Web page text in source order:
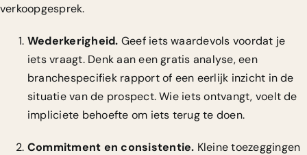
verkoopgesprek.
Wederkerigheid. Geef iets waardevols voordat je
iets vraagt. Denk aan een gratis analyse, een
branchespecifiek rapport of een eerlijk inzicht in de
situatie van de prospect. Wie iets ontvangt, voelt de
impliciete behoefte om iets terug te doen.
Commitment en consistentie. Kleine toezeggingen